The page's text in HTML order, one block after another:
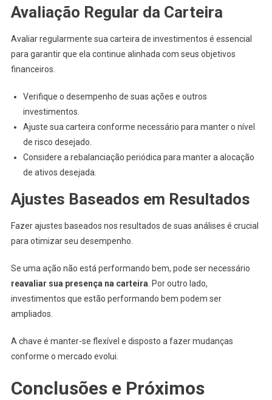
Avaliação Regular da Carteira
Avaliar regularmente sua carteira de investimentos é essencial
para garantir que ela continue alinhada com seus objetivos
financeiros.
Verifique o desempenho de suas ações e outros
investimentos.
Ajuste sua carteira conforme necessário para manter o nível
de risco desejado.
Considere a rebalanciação periódica para manter a alocação
de ativos desejada.
Ajustes Baseados em Resultados
Fazer ajustes baseados nos resultados de suas análises é crucial
para otimizar seu desempenho.
Se uma ação não está performando bem, pode ser necessário
reavaliar sua presença na carteira . Por outro lado,
investimentos que estão performando bem podem ser
ampliados.
A chave é manter-se flexível e disposto a fazer mudanças
conforme o mercado evolui.
Conclusões e Próximos